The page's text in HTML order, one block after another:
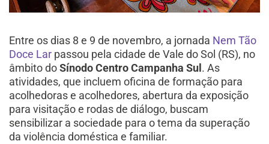
Entre os dias 8 e 9 de novembro, a jornada Nem Tão
Doce Lar passou pela cidade de Vale do Sol (RS), no
âmbito doSínodo Centro Campanha Sul .As
atividades, que incluem oficina de formação para
acolhedoras e acolhedores, abertura da exposição
para visitação e rodas de diálogo, buscam
sensibilizar a sociedade para o tema da superação
da violência doméstica e familiar.